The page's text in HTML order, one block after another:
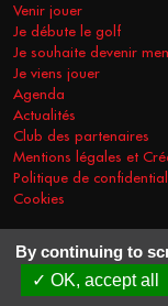
Venir jouer
Je débute le golf
Je souhaite devenir
Je viens jouer
Agenda
Actualités
Club des partenaires
Mentions légales et
Politique de
Cookies
COPYRIGHT © 2026
By continuing to
OK, accept all